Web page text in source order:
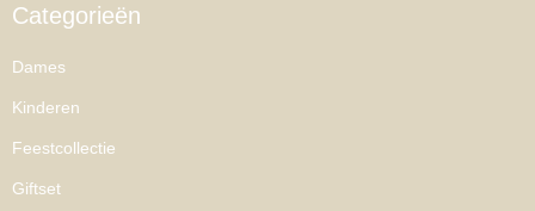
Categorieën
Dames
Kinderen
Feestcollectie
Giftset